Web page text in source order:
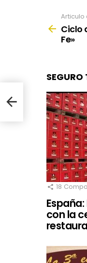
more
Articulo
Ciclo
Fe»
SEGURO
18
con la